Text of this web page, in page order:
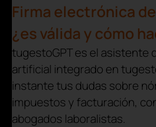
Firma electrónica
¿es válida y cómo
tugestoGPT es el asistente
artificial integrado en
instante tus dudas sobre
impuestos y facturación,
abogados laboralistas.